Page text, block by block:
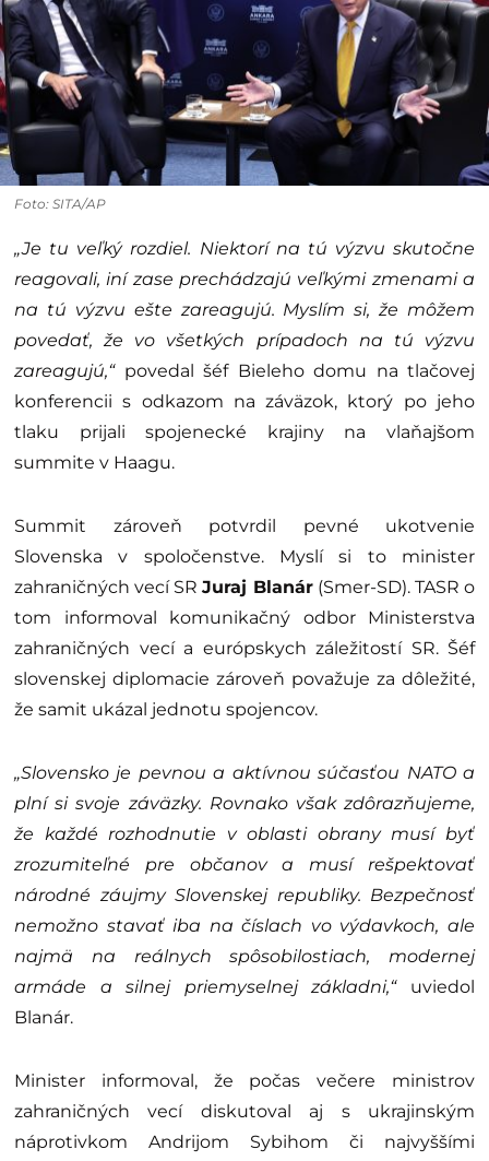
Foto: SITA/AP
„Je tu veľký rozdiel. Niektorí na tú výzvu skutočne
reagovali, iní zase prechádzajú veľkými zmenami a
na tú výzvu ešte zareagujú. Myslím si, že môžem
povedať, že vo všetkých prípadoch na tú výzvu
zareagujú,“povedal šéf Bieleho domu na tlačovej
konferencii s odkazom na záväzok, ktorý po jeho
tlaku prijali spojenecké krajiny na vlaňajšom
summite v Haagu.
Summit zároveň potvrdil pevné ukotvenie
Slovenska v spoločenstve. Myslí si to minister
zahraničných vecí SRJuraj Blanár(Smer-SD). TASR o
tom informoval komunikačný odbor Ministerstva
zahraničných vecí a európskych záležitostí SR. Šéf
slovenskej diplomacie zároveň považuje za dôležité,
že samit ukázal jednotu spojencov.
„Slovensko je pevnou a aktívnou súčasťou NATO a
plní si svoje záväzky. Rovnako však zdôrazňujeme,
že každé rozhodnutie v oblasti obrany musí byť
zrozumiteľné pre občanov a musí rešpektovať
národné záujmy Slovenskej republiky. Bezpečnosť
nemožno stavať iba na číslach vo výdavkoch, ale
najmä na reálnych spôsobilostiach, modernej
armáde a silnej priemyselnej základni,“uviedol
Blanár.
Minister informoval, že počas večere ministrov
zahraničných vecí diskutoval aj s ukrajinským
náprotivkom Andrijom Sybihom či najvyššími